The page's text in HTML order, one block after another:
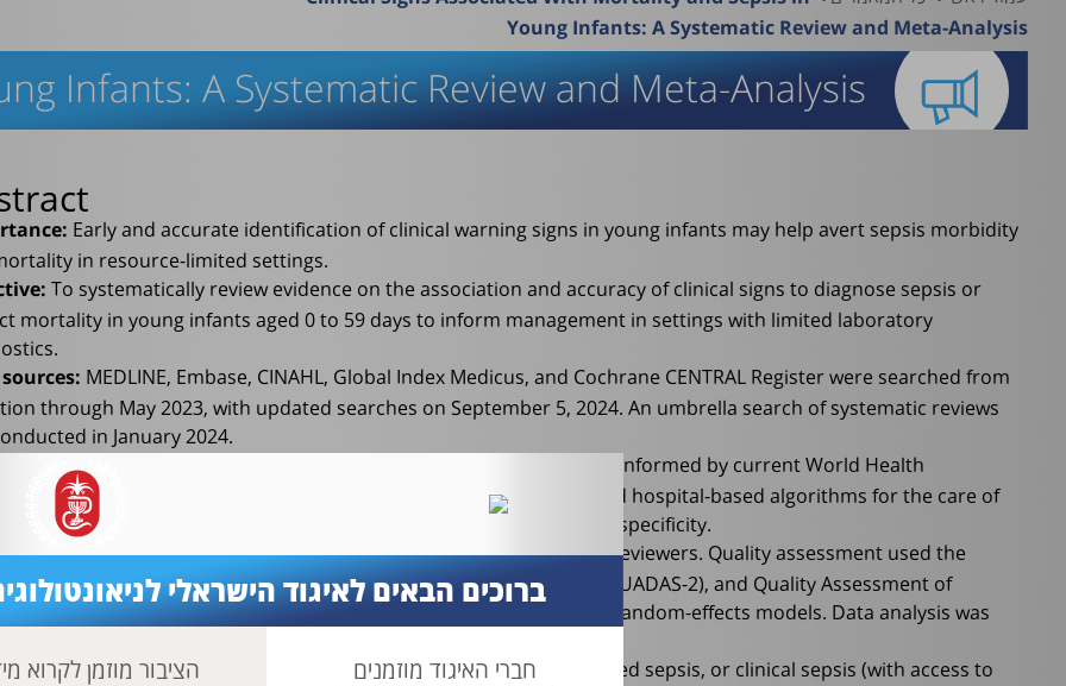
Young Infants: A Systematic Review and Meta-Analysis
Infants: A Systematic Review and Meta-Analysis
Early and accurate identification of clinical warning signs in young infants may help avert sepsis morbidity
in resource-limited settings.
To systematically review evidence on the association and accuracy of clinical signs to diagnose sepsis or
mortality in young infants aged 0 to 59 days to inform management in settings with limited laboratory
MEDLINE, Embase, CINAHL, Global Index Medicus, and Cochrane CENTRAL Register were searched from
through May 2023, with updated searches on September 5, 2024. An umbrella search of systematic reviews
in January 2024.
selection: Included studies reported data on 24 infant clinical signs informed by current World Health
(WHO) Integrated Management of Childhood Illness (IMCI) and hospital-based algorithms for the care of
infants reporting odds ratios (OR), risk ratios, or sensitivity and specificity.
and synthesis:Data were extracted independently by 2 reviewers. Quality assessment used the
Ottawa, Quality Assessment of Diagnostic Accuracy Studies 2 (QUADAS-2), and Quality Assessment of
Accuracy Studies (QUAPAS) scales. OR data were pooled using random-effects models. Data analysis was
from July to September 2025.
and measures: OR of all-cause mortality, culture-confirmed sepsis, or clinical sepsis (with access to
ברוכים הבאים לאיגוד הישראלי
חברי האיגוד מוזמנים הציבור מוזמן לקרוא